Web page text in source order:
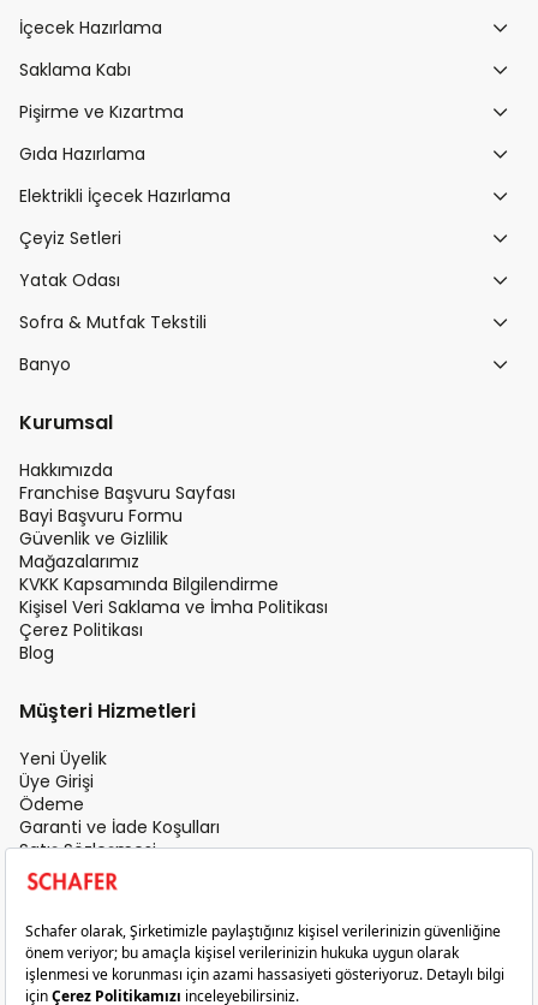
İçecek Hazırlama
Saklama Kabı
Pişirme ve Kızartma
Gıda Hazırlama
Elektrikli İçecek Hazırlama
Çeyiz Setleri
Yatak Odası
Sofra & Mutfak Tekstili
Banyo
Kurumsal
Hakkımızda
Franchise Başvuru Sayfası
Bayi Başvuru Formu
Güvenlik ve Gizlilik
Mağazalarımız
KVKK Kapsamında Bilgilendirme
Kişisel Veri Saklama ve İmha Politikası
Çerez Politikası
Blog
Müşteri Hizmetleri
Yeni Üyelik
Üye Girişi
Ödeme
Garanti ve İade Koşulları
Satış Sözleşmesi
Üyelik Sözleşmesi
İletişim
Teslimat Koşulları
Gizlilik ve Güvenlik
Sık Sorulan Sorular
Satış Sonrası Hizmet